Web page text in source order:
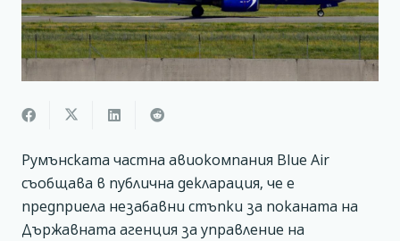
Румънската частна авиокомпания Blue Air
съобщава в публична декларация, че е
предприела незабавни стъпки за поканата на
Държавната агенция за управление на